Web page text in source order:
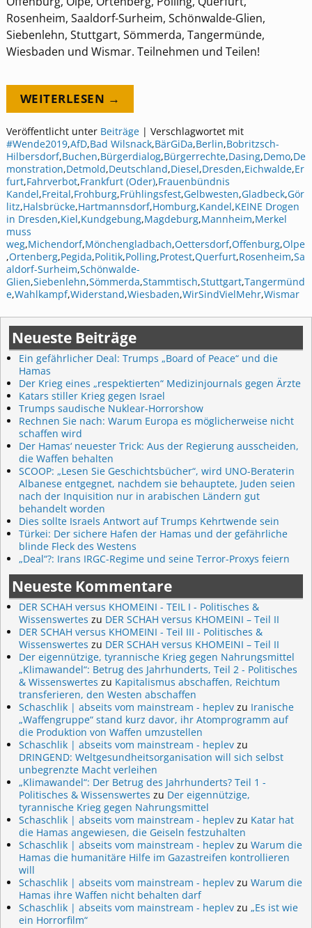
Rosenheim, Saaldorf-Surheim, Schönwalde-Glien,
Siebenlehn, Stuttgart, Sömmerda, Tangermünde,
Wiesbaden und Wismar. Teilnehmen und Teilen!
WEITERLESEN →
Veröffentlicht unter Beiträge| Verschlagwortet mit
#Wende2019,AfD,Bad Wilsnack,BärGiDa,Berlin,Bobritzsch-
Hilbersdorf,Buchen,Bürgerdialog,Bürgerrechte,Dasing,Demo,De
monstration,Detmold,Deutschland,Diesel,Dresden,Eichwalde,Er
furt,Fahrverbot,Frankfurt (Oder),Frauenbündnis
Kandel,Freital,Frohburg,Frühlingsfest,Gelbwesten,Gladbeck,Gör
litz,Halsbrücke,Hartmannsdorf,Homburg,Kandel,KEINE Drogen
in Dresden,Kiel,Kundgebung,Magdeburg,Mannheim,Merkel
muss
weg,Michendorf,Mönchengladbach,Oettersdorf,Offenburg,Olpe
,Ortenberg,Pegida,Politik,Polling,Protest,Querfurt,Rosenheim,Sa
aldorf-Surheim,Schönwalde-
Glien,Siebenlehn,Sömmerda,Stammtisch,Stuttgart,Tangermünd
e,Wahlkampf,Widerstand,Wiesbaden,WirSindVielMehr,Wismar
Neueste Beiträge
Ein gefährlicher Deal: Trumps „Board of Peace“ und die
Hamas
Der Krieg eines „respektierten“ Medizinjournals gegen Ärzte
Katars stiller Krieg gegen Israel
Trumps saudische Nuklear-Horrorshow
Rechnen Sie nach: Warum Europa es möglicherweise nicht
schaffen wird
Der Hamas‘ neuester Trick: Aus der Regierung ausscheiden,
die Waffen behalten
SCOOP: „Lesen Sie Geschichtsbücher“, wird UNO-Beraterin
Albanese entgegnet, nachdem sie behauptete, Juden seien
nach der Inquisition nur in arabischen Ländern gut
behandelt worden
Dies sollte Israels Antwort auf Trumps Kehrtwende sein
Türkei: Der sichere Hafen der Hamas und der gefährliche
blinde Fleck des Westens
„Deal“?: Irans IRGC-Regime und seine Terror-Proxys feiern
Neueste Kommentare
DER SCHAH versus KHOMEINI - TEIL I - Politisches &
Wissenswertes zu DER SCHAH versus KHOMEINI – Teil II
DER SCHAH versus KHOMEINI - Teil III - Politisches &
Wissenswertes zu DER SCHAH versus KHOMEINI – Teil II
Der eigennützige, tyrannische Krieg gegen Nahrungsmittel
„Klimawandel“: Betrug des Jahrhunderts, Teil 2 - Politisches
& Wissenswertes zu Kapitalismus abschaffen, Reichtum
transferieren, den Westen abschaffen
Schaschlik | abseits vom mainstream - heplev zu Iranische
„Waffengruppe“ stand kurz davor, ihr Atomprogramm auf
die Produktion von Waffen umzustellen
Schaschlik | abseits vom mainstream - heplev zu
DRINGEND: Weltgesundheitsorganisation will sich selbst
unbegrenzte Macht verleihen
„Klimawandel“: Der Betrug des Jahrhunderts? Teil 1 -
Politisches & Wissenswertes zu Der eigennützige,
tyrannische Krieg gegen Nahrungsmittel
Schaschlik | abseits vom mainstream - heplev zu Katar hat
die Hamas angewiesen, die Geiseln festzuhalten
Schaschlik | abseits vom mainstream - heplev zu Warum die
Hamas die humanitäre Hilfe im Gazastreifen kontrollieren
will
Schaschlik | abseits vom mainstream - heplev zu Warum die
Hamas ihre Waffen nicht behalten darf
Schaschlik | abseits vom mainstream - heplev zu „Es ist wie
ein Horrorfilm“